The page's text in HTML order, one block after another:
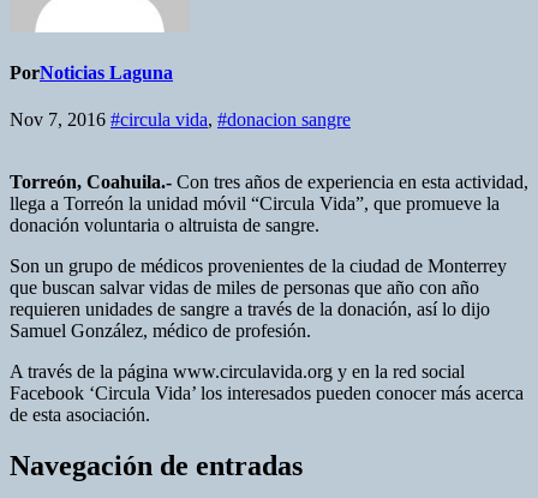
PorNoticias Laguna
Nov 7, 2016 #circula vida, #donacion sangre
Torreón, Coahuila.- Con tres años de experiencia en esta actividad,
llega a Torreón la unidad móvil “Circula Vida”, que promueve la
donación voluntaria o altruista de sangre.
Son un grupo de médicos provenientes de la ciudad de Monterrey
que buscan salvar vidas de miles de personas que año con año
requieren unidades de sangre a través de la donación, así lo dijo
Samuel González, médico de profesión.
A través de la página www.circulavida.org y en la red social
Facebook ‘Circula Vida’ los interesados pueden conocer más acerca
de esta asociación.
Navegación de entradas